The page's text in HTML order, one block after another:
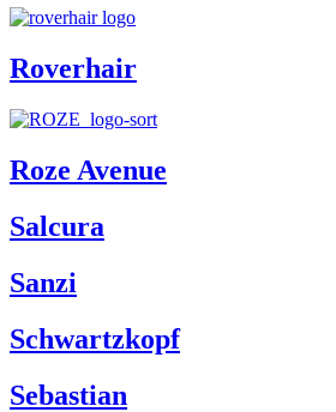
Roverhair
Roze Avenue
Salcura
Sanzi
Schwartzkopf
Sebastian